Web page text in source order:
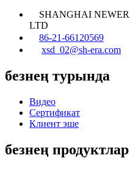
SHANGHAI
LTD
86-21-66120569
xsd_02@sh-era.com
безнең турында
Видео
Сертификат
Клиент эше
безнең продуктлар